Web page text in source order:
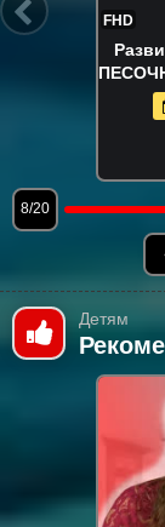
FHD
9/20
Детям